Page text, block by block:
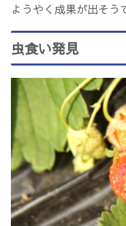
ようやく成果が出そう
虫食い発見